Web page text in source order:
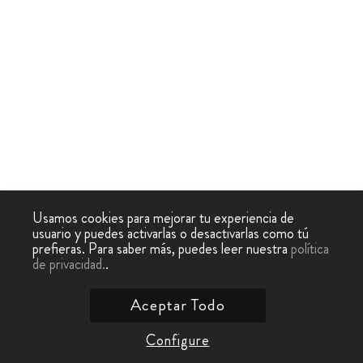
Usamos cookies para mejorar tu experiencia de
usuario y puedes activarlas o desactivarlas como tú
prefieras. Para saber más, puedes leer nuestrapolítica
de privacidad..
Configure
Aceptar Todo